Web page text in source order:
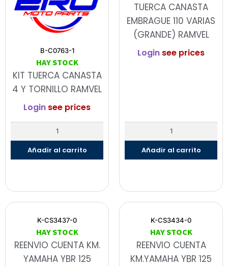
B-C0763-1
HAY STOCK
KIT TUERCA CANASTA
4 Y TORNILLO RAMVEL
Login see prices
Añadir al carrito
TUERCA CANASTA
EMBRAGUE 110 VARIAS
(GRANDE) RAMVEL
Login see prices
Añadir al carrito
K-CS3437-0
HAY STOCK
REENVIO CUENTA KM.
YAMAHA YBR 125
K-CS3434-0
HAY STOCK
REENVIO CUENTA
KM.YAMAHA YBR 125